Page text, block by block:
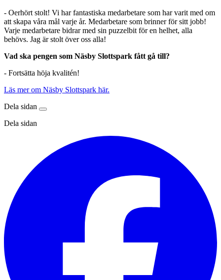
- Oerhört stolt! Vi har fantastiska medarbetare som har varit med om
att skapa våra mål varje år. Medarbetare som brinner för sitt jobb!
Varje medarbetare bidrar med sin puzzelbit för en helhet, alla
behövs. Jag är stolt över oss alla!
Vad ska pengen som Näsby Slottspark fått gå till?
- Fortsätta höja kvalitén!
Läs mer om Näsby Slottspark här.
Dela sidan
Dela sidan